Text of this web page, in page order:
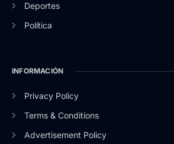
Deportes
Política
INFORMACIÓN
Privacy Policy
Terms & Conditions
Advertisement Policy